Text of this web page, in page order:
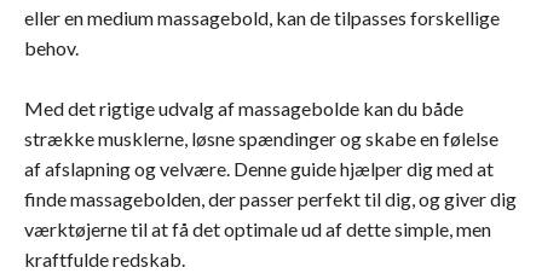
eller en medium massagebold, kan de tilpasses forskellige
behov.
Med det rigtige udvalg af massagebolde kan du både
strække musklerne, løsne spændinger og skabe en følelse
af afslapning og velvære. Denne guide hjælper dig med at
finde massagebolden, der passer perfekt til dig, og giver dig
værktøjerne til at få det optimale ud af dette simple, men
kraftfulde redskab.